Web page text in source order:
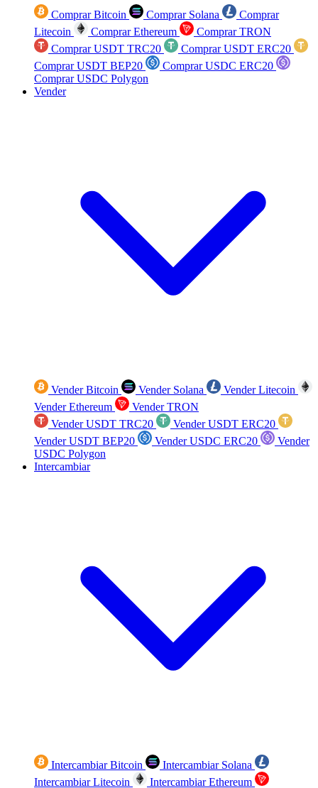
Comprar Bitcoin Comprar Solana
Comprar
Litecoin
Comprar Ethereum
Comprar TRON
Comprar USDT TRC20
Comprar USDT ERC20
Comprar USDT BEP20
Comprar USDC ERC20
Comprar USDC Polygon
Vender
Vender Bitcoin Vender Solana
Vender Litecoin
Vender Ethereum
Vender TRON
Vender USDT TRC20
Vender USDT ERC20
Vender USDT BEP20
Vender USDC ERC20
Vender
USDC Polygon
Intercambiar
Intercambiar Bitcoin
Intercambiar Solana
Intercambiar Litecoin
Intercambiar Ethereum